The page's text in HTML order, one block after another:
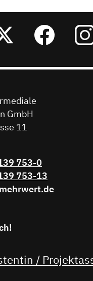
GmbH
11
753-0
753-13
/